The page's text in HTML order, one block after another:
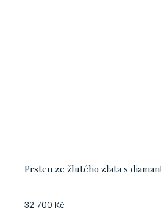
Prsten ze žlutého zlata s
32 700 Kč